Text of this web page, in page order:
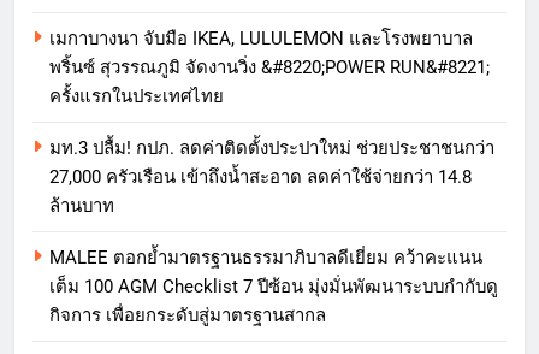
เมกาบางนา จับมือ IKEA, LULULEMON และโรงพยาบาล
พริ้นซ์ สุวรรณภูมิ จัดงานวิ่ง &#8220;POWER RUN&#8221;
ครั้งแรกในประเทศไทย
มท.3 ปลื้ม! กปภ. ลดค่าติดตั้งประปาใหม่ ช่วยประชาชนกว่า
27,000 ครัวเรือน เข้าถึงน้ำสะอาด ลดค่าใช้จ่ายกว่า 14.8
ล้านบาท
MALEE ตอกย้ำมาตรฐานธรรมาภิบาลดีเยี่ยม คว้าคะแนน
เต็ม 100 AGM Checklist 7 ปีซ้อน มุ่งมั่นพัฒนาระบบกำกับดู
กิจการ เพื่อยกระดับสู่มาตรฐานสากล